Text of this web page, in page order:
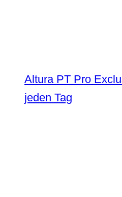
Altura PT Pro
jeden Tag